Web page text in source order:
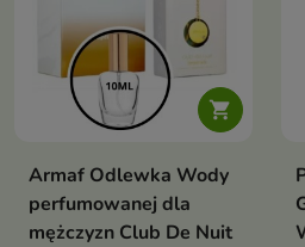

Armaf Odlewka Wody
perfumowanej dla
mężczyzn Club De Nuit